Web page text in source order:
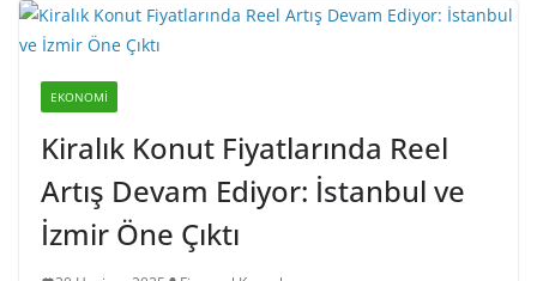
EKONOMI
Kiralık Konut Fiyatlarında Reel
Artış Devam Ediyor: İstanbul ve
İzmir Öne Çıktı